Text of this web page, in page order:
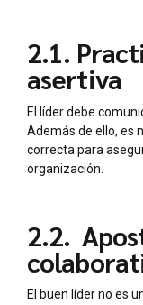
2.1.
asertiva
El líder debe
Además de ello, es
correcta para
organización.
2.2.
El buen líder no es